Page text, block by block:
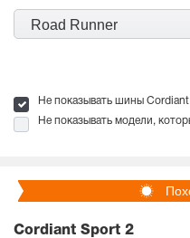
Road Runner
Не показывать шины Cordiant
Не показывать модели,
Cordiant Sport 2